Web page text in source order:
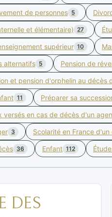
de personnes 5
et élémentaire) 27
supérieur 10
alternatifs 5 Pension de
et pension d'orphelin au décès
11 Préparer sa
versés en cas de décès d'un
3 Scolarité en France
36 Enfant 112
DES